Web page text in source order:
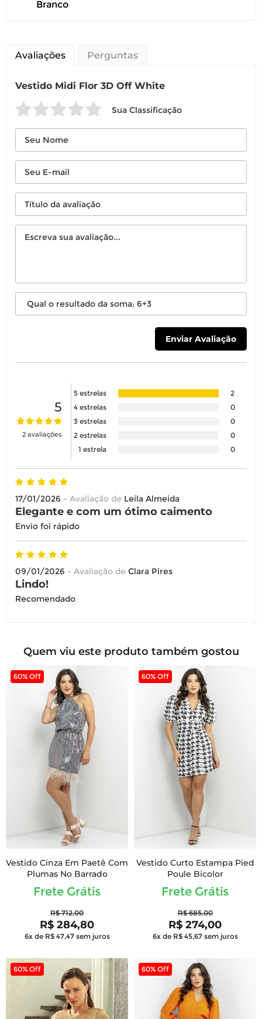
Você pode devolver este
Você possui até 07 dias corridos, após o
recebimento do produto, para solicitar
a troca ou devolução caso seu produto
esteja sem uso.
É importante revisar as
Branco
Avaliações Perguntas
Vestido Midi Flor 3D Off White
Sua Classificação
5
2 avaliações
5 estrelas
2
4 estrelas
0
3 estrelas
0
2 estrelas
0
1 estrela
0
17/01/2026 - Avaliação de Leila Almeida
Elegante e com um ótimo caimento
Envio foi rápido
09/01/2026 - Avaliação de Clara Pires
Lindo!
Recomendado
Quem viu este produto também gostou
60% Off
Vestido Cinza Em Paetê Com
Plumas No Barrado
Frete Grátis
R$ 712,00
R$ 284,80
6x de R$ 47,47 sem juros
60% Off
Vestido Curto Estampa Pied
Poule Bicolor
Frete Grátis
R$ 685,00
R$ 274,00
6x de R$ 45,67 sem juros
60% Off 60% Off